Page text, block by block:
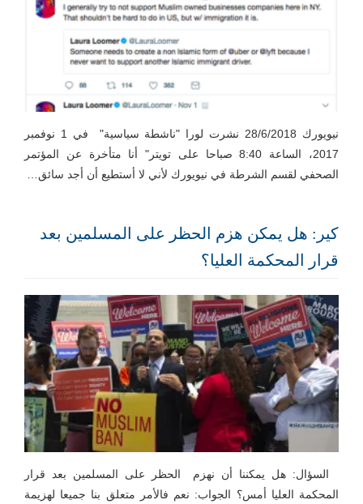
نيويورك 28/6/2018 نشرت لورا "ناشطة سياسية" في 1 نوفمبر
2017، الساعة 8:40 صباحا على تويتر" أنا متأخرة عن المؤتمر
الصحفي لقسم الشرطة في نيويورك لأني ﻻ أستطيع أن أجد سائق…
كير: هل يمكن هزم الحظر على المسلمين بعد
قرار المحكمة العليا؟
السؤال: هل يمكننا أن نهزم الحظر على المسلمين بعد قرار
المحكمة العليا أمس؟ الجواب: نعم فالأمر متعلق بنا جميعا لهزيمة